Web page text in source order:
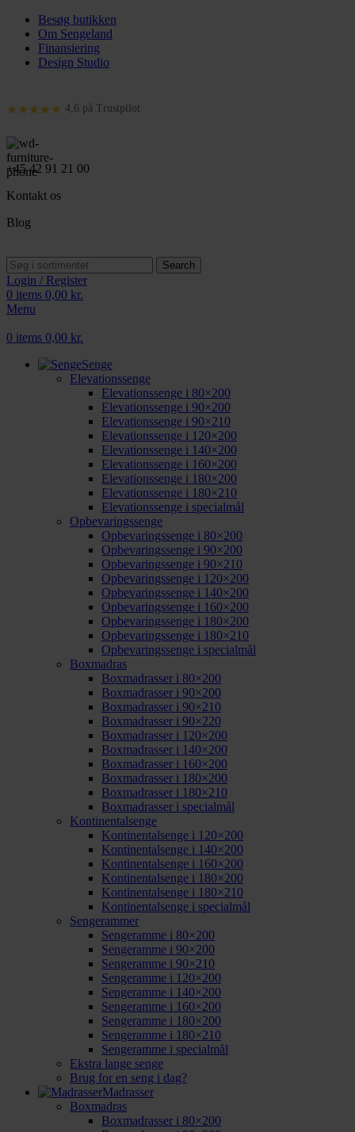
Besøg butikken
Om Sengeland
Finansiering
Design Studio
4,6 på Trustpilot
+45 42 91 21 00
Kontakt os
Blog
Search
Login / Register
0 items 0,00 kr.
Menu
0 items 0,00 kr.
Senge
Elevationssenge
Elevationssenge i 80×200
Elevationssenge i 90×200
Elevationssenge i 90×210
Elevationssenge i 120×200
Elevationssenge i 140×200
Elevationssenge i 160×200
Elevationssenge i 180×200
Elevationssenge i 180×210
Elevationssenge i specialmål
Opbevaringssenge
Opbevaringssenge i 80×200
Opbevaringssenge i 90×200
Opbevaringssenge i 90×210
Opbevaringssenge i 120×200
Opbevaringssenge i 140×200
Opbevaringssenge i 160×200
Opbevaringssenge i 180×200
Opbevaringssenge i 180×210
Opbevaringssenge i specialmål
Boxmadras
Boxmadrasser i 80×200
Boxmadrasser i 90×200
Boxmadrasser i 90×210
Boxmadrasser i 90×220
Boxmadrasser i 120×200
Boxmadrasser i 140×200
Boxmadrasser i 160×200
Boxmadrasser i 180×200
Boxmadrasser i 180×210
Boxmadrasser i specialmål
Kontinentalsenge
Kontinentalsenge i 120×200
Kontinentalsenge i 140×200
Kontinentalsenge i 160×200
Kontinentalsenge i 180×200
Kontinentalsenge i 180×210
Kontinentalsenge i specialmål
Sengerammer
Sengeramme i 80×200
Sengeramme i 90×200
Sengeramme i 90×210
Sengeramme i 120×200
Sengeramme i 140×200
Sengeramme i 160×200
Sengeramme i 180×200
Sengeramme i 180×210
Sengeramme i specialmål
Ekstra lange senge
Brug for en seng i dag?
Madrasser
Boxmadras
Boxmadrasser i 80×200